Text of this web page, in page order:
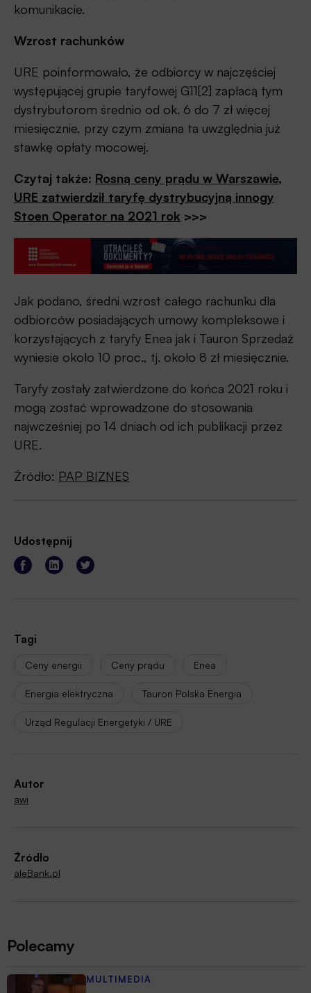
komunikacie.
Wzrost rachunków
URE poinformowało, że odbiorcy w najczęściej
występującej grupie taryfowej G11[2] zapłacą tym
dystrybutorom średnio od ok. 6 do 7 zł więcej
miesięcznie, przy czym zmiana ta uwzględnia już
stawkę opłaty mocowej.
Czytaj także: Rosną ceny prądu w Warszawie,
URE zatwierdził taryfę dystrybucyjną innogy
Stoen Operator na 2021 rok >>>
Jak podano, średni wzrost całego rachunku dla
odbiorców posiadających umowy kompleksowe i
korzystających z taryfy Enea jak i Tauron Sprzedaż
wyniesie około 10 proc., tj. około 8 zł miesięcznie.
Taryfy zostały zatwierdzone do końca 2021 roku i
mogą zostać wprowadzone do stosowania
najwcześniej po 14 dniach od ich publikacji przez
URE.
Źródło: PAP BIZNES
Udostępnij
Tagi
Ceny energii Ceny prądu Enea
Energia elektryczna Tauron Polska Energia
Urząd Regulacji Energetyki / URE
Autor
awi
Źródło
aleBank.pl
Polecamy
MULTIMEDIA